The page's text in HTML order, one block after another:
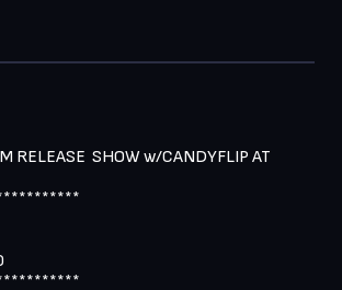
RELEASE  SHOW w/CANDYFLIP AT